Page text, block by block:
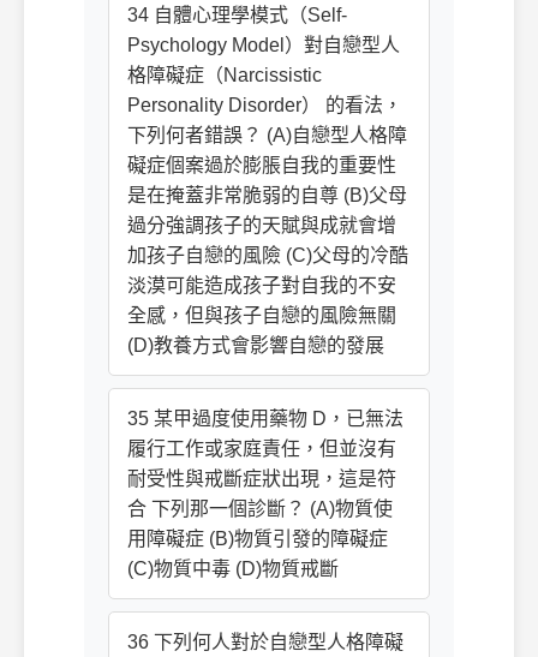
34 自體心理學模式（Self-
Psychology Model）對自戀型人
格障礙症（Narcissistic
Personality Disorder） 的看法，
下列何者錯誤？ (A)自戀型人格障
礙症個案過於膨脹自我的重要性
是在掩蓋非常脆弱的自尊 (B)父母
過分強調孩子的天賦與成就會增
加孩子自戀的風險 (C)父母的冷酷
淡漠可能造成孩子對自我的不安
全感，但與孩子自戀的風險無關
(D)教養方式會影響自戀的發展
35 某甲過度使用藥物 D，已無法
履行工作或家庭責任，但並沒有
耐受性與戒斷症狀出現，這是符
合 下列那一個診斷？ (A)物質使
用障礙症 (B)物質引發的障礙症
(C)物質中毒 (D)物質戒斷
36 下列何人對於自戀型人格障礙